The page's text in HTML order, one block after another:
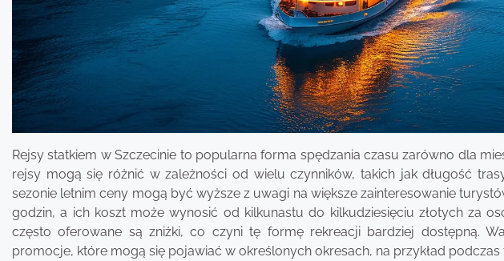
Rejsy statkiem w Szczecinie to popularna forma spędzania czasu zarówno dla
rejsy mogą się różnić w zależności od wielu czynników, takich jak długość
sezonie letnim ceny mogą być wyższe z uwagi na większe zainteresowanie
godzin, a ich koszt może wynosić od kilkunastu do kilkudziesięciu złotych za
często oferowane są zniżki, co czyni tę formę rekreacji bardziej dostępną.
promocje, które mogą się pojawiać w określonych okresach, na przykład podczas